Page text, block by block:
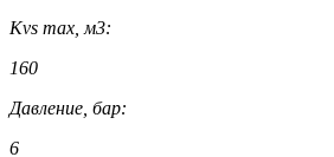
Kvs max, м3:
160
Давление, бар:
6